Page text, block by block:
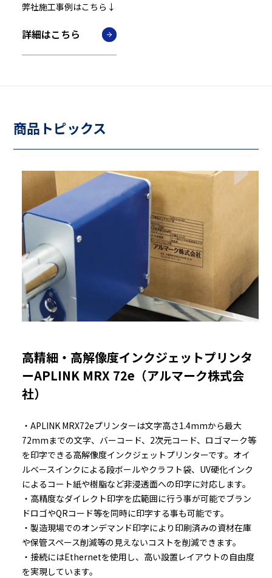
弊社施工事例はこちら↓
詳細はこちら
商品トピックス
高精細・高解像度インクジェットプリンタ
ーAPLINK MRX 72e（アルマーク株式会
社）
・APLINK MRX72eプリンターは文字高さ1.4mmから最大
72mmまでの文字、バーコード、2次元コード、ロゴマーク等
を印字できる高解像度インクジェットプリンターです。オイ
ルベースインクによる段ボールやクラフト袋、UV硬化インク
によるコート紙や樹脂など非浸透面への印字に対応します。
・高精度なダイレクト印字を広範囲に行う事が可能でブラン
ドロゴやQRコード等を同時に印字する事も可能です。
・製造現場でのオンデマンド印字により印刷済みの資材在庫
や保管スペース削減等の見えないコストを削減できます。
・接続にはEthernetを使用し、高い設置レイアウトの自由度
を実現しています。